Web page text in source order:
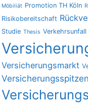
Möbiliät Promotion TH Köln
Risikobereitschaft
Studie Thesis Verkehrsunfall
Versicherungsmarkt
Versicherungsspitzen